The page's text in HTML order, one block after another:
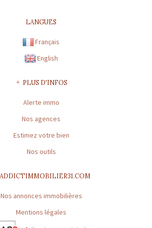
TRANSACTION N° 1894
8 000 € | Caisse garantie financière : FNAIM
financière : 120 000 €
de la carte professionnelle : HAUTE-
LANGUES
Français
English
PLUS D'INFOS
Alerte immo
Nos agences
Estimez votre bien
Nos outils
ADDICTIMMOBILIER31.COM
Nos annonces immobilières
Mentions légales